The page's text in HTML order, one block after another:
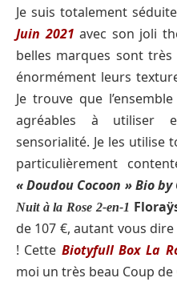
Je suis totalement
Juin 2021 avec son joli
belles marques sont très
énormément leurs
Je trouve que
agréables à utiliser
sensorialité. Je les utilise
particulièrement
« Doudou Cocoon » Bio
Nuit à la Rose 2-en-1
de 107 €, autant vous
! Cette Biotyfull Box La
moi un très beau Coup de